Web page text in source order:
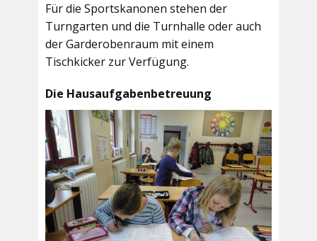
Für die Sportskanonen stehen der
Turngarten und die Turnhalle oder auch
derGarderobenraum mit einem
Tischkicker zur Verfügung.
Die Hausaufgabenbetreuung